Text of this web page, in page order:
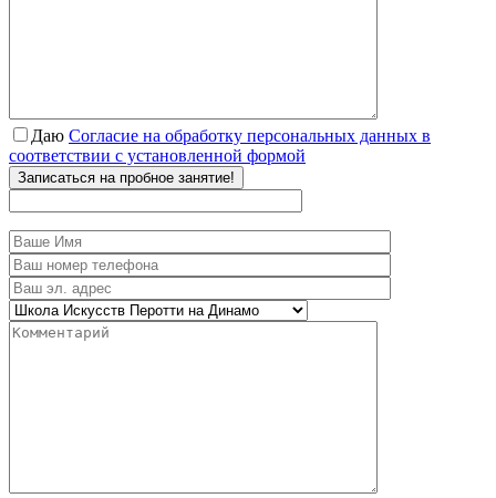
Даю Согласие на обработку персональных данных в
соответствии с установленной формой
Записаться на пробное занятие!